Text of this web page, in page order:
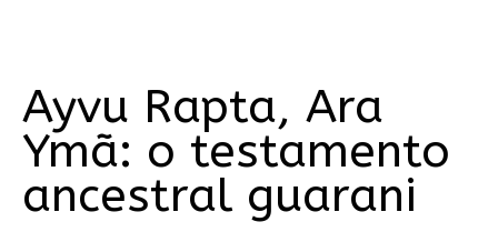
Ayvu Rapta, Ara
Ymã: o testamento
ancestral guarani